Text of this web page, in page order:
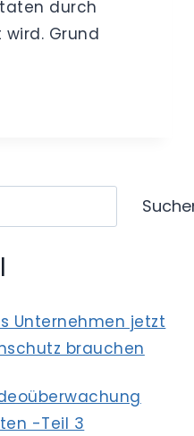
durch
Grund
Unternehmen jetzt
brauchen
-Teil 3